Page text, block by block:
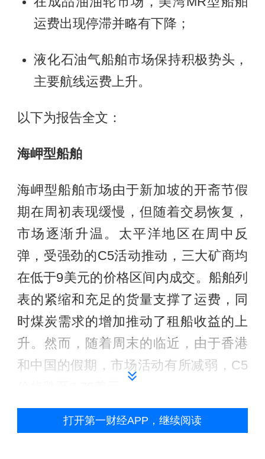
运费出现停滞并略有下降；
液化石油气船舶市场保持积极势头，
主要航线运费上升。
以下为报告全文：
海岬型船舶
海岬型船舶市场由于新加坡的开斋节假
期在周初表现缓慢，但随着交易恢复，
市场逐渐升温。太平洋地区在周中反
弹，受强劲的C5活动推动，三大矿商均
在低于9美元的价格区间内成交。船舶列
表的紧缩和充足的货量支撑了运费，同
时煤炭需求的增加推动了租船收益的上
升。然而，随着周末的临近，由于香港
和中国的假期，市场活动有所减弱，C5
在大西洋地区，巴西南部和西非至中国
打开第一财经APP，继续阅读